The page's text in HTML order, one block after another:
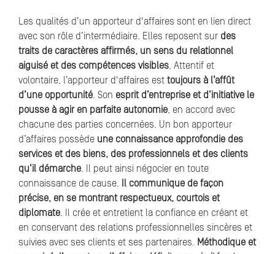
Les qualités d’un apporteur d'affaires sont en lien direct
avec son rôle d’intermédiaire. Elles reposent sur des
traits de caractères affirmés, un sens du relationnel
aiguisé et des compétences visibles. Attentif et
volontaire, l’apporteur d'affaires est toujours à l’affût
d’une opportunité. Son esprit d’entreprise et d’initiative le
pousse à agir en parfaite autonomie, en accord avec
chacune des parties concernées. Un bon apporteur
d’affaires possède une connaissance approfondie des
services et des biens, des professionnels et des clients
qu’il démarche. Il peut ainsi négocier en toute
connaissance de cause. Il communique de façon
précise, en se montrant respectueux, courtois et
diplomate. Il crée et entretient la confiance en créant et
en conservant des relations professionnelles sincères et
suivies avec ses clients et ses partenaires. Méthodique et